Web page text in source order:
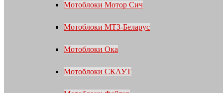
Мотоблоки Мотор Сич
Мотоблоки МТЗ-Беларус
Мотоблоки Ока
Мотоблоки СКАУТ